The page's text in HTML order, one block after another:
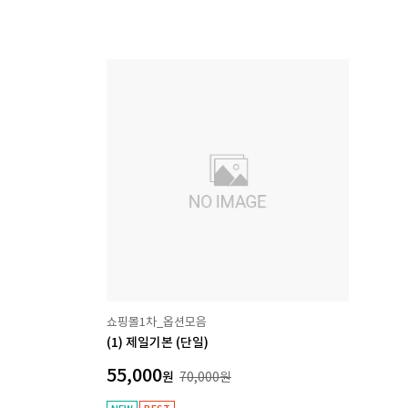
쇼핑몰1차_옵션모음
(1) 제일기본 (단일)
55,000원 70,000원